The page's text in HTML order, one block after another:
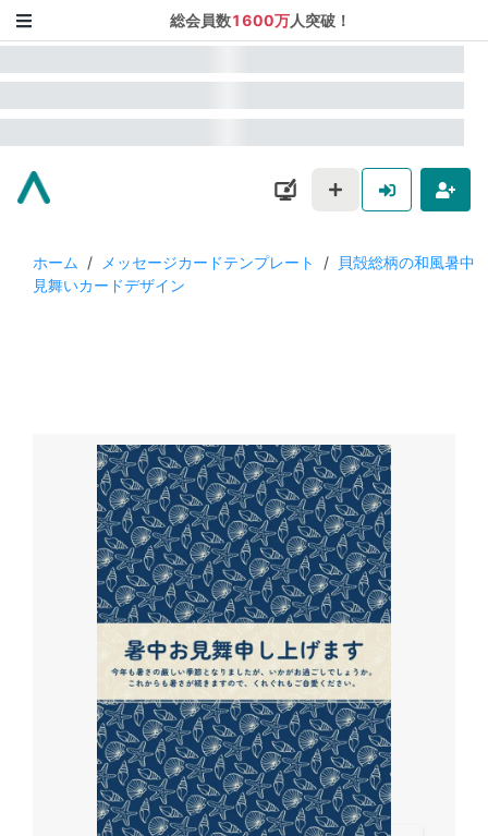
総会員数1600万人突破！
ホーム / メッセージカードテンプレート / 貝殻総柄の和風暑中
見舞いカードデザイン